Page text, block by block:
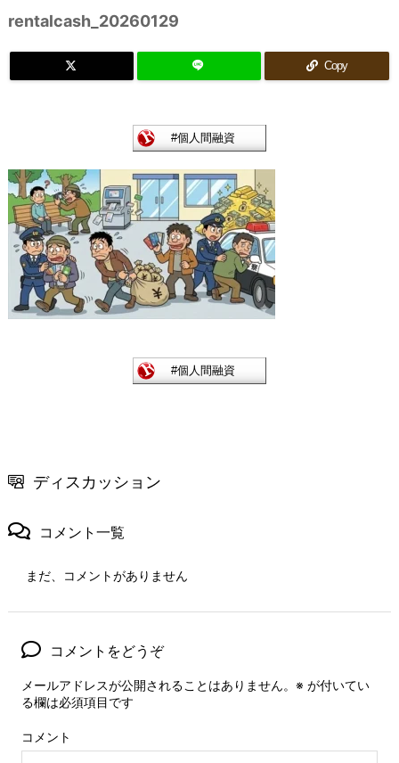
rentalcash_20260129
Copy
ディスカッション
コメント一覧
まだ、コメントがありません
コメントをどうぞ
メールアドレスが公開されることはありません。 ※ が付いてい
る欄は必須項目です
コメント